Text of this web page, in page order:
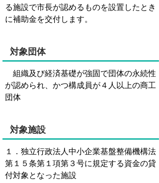
る施設で市長が認めるものを設置したとき
に補助金を交付します。
対象団体
組織及び経済基礎が強固で団体の永続性
が認められ、かつ構成員が４人以上の商工
団体
対象施設
１．独立行政法人中小企業基盤整備機構法
第１５条第１項第３号に規定する資金の貸
付対象となった施設